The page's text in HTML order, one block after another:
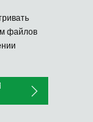
файлов